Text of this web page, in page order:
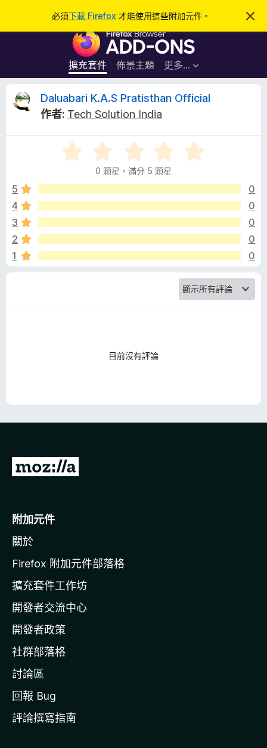
必須下載 Firefox 才能使用這些附加元件。
忽
此
F
r
e
x
覽
器
附
加
件
擴充套件 佈景主題 更多…
登入
D
u
a
b
A
S
r
a
t
i
s
t
h
a
Daluabari K.A.S Pratisthan Official
作者: Tech Solution India
目
前
有
分
0 顆星，滿分 5 顆星
5
0
4
0
3
0
2
0
1
0
目前沒有評論
前
o
i
l
a
官
網
附加元件
關於
Firefox 附加元件部落格
擴充套件工作坊
開發者交流中心
開發者政策
社群部落格
討論區
回報 Bug
評論撰寫指南